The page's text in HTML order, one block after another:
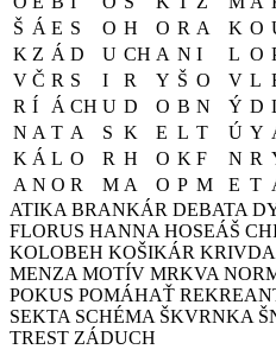
Š Á E S O H O R A K O
K Z Á D U CH A N I L O
V Č R S I R Y Š O V L
R Í Á CH U D O B N Ý D
N A T A S K E L T Ú Y
K Á L O R H O K F N R
A N O R M A O P M E T
ATIKA BRANKÁR DEBATA
FLORUS HANNA HOSEÁŠ
KOLOBEH KOŠIKÁR KRIVDA
MENZA MOTÍV MRKVA
POKUS POMÁHAŤ
SEKTA SCHÉMA ŠKVRNKA
TREST ZÁDUCH